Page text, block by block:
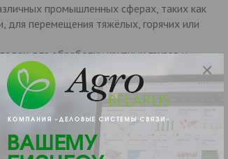
промышленных сферах, таких как
для перемещения тяжёлых, горячих или
для обработки крупных грузов и
тяжёлые и горячие грузы благодаря
высокую скорость перемещения грузов,